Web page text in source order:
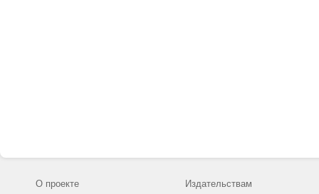
О проекте
Издательствам